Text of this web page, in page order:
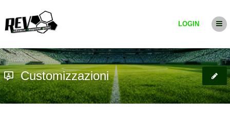
LOGIN
Customizzazioni